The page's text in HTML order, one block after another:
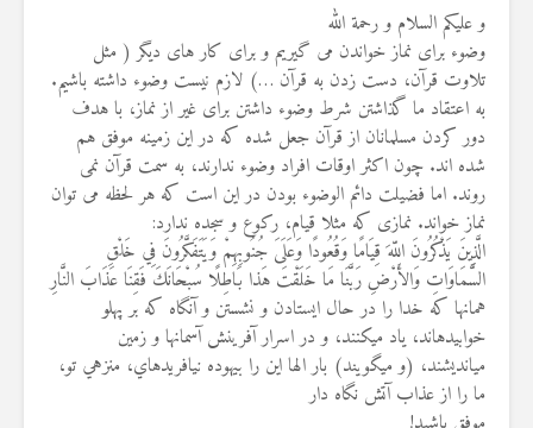
و علیکم السلام و رحمة الله
وضوء برای نماز خواندن می گیریم و برای کار های دیگر ( مثل
تلاوت قرآن، دست زدن به قرآن …) لازم نیست وضوء داشته باشیم.
به اعتقاد ما گذاشتن شرط وضوء داشتن برای غیر از نماز، با هدف
دور کردن مسلمانان از قرآن جعل شده که در این زمینه موفق هم
شده اند. چون اکثر اوقات افراد وضوء ندارند، به سمت قرآن نمی
روند. اما فضیلت دائم الوضوء بودن در این است که هر لحظه می توان
نماز خواند. نمازی که مثلا قیام، رکوع و سجده ندارد:
الَّذِينَ يَذْكُرُونَ اللّهَ قِيَامًا وَقُعُودًا وَعَلَىَ جُنُوبِهِمْ وَيَتَفَكَّرُونَ فِي خَلْقِ
السَّمَاوَاتِ وَالأَرْضِ رَبَّنَا مَا خَلَقْتَ هَذا بَاطِلًا سُبْحَانَكَ فَقِنَا عَذَابَ النَّارِ
همانها كه خدا را در حال ايستادن و نشستن و آنگاه كه بر پهلو
خوابيده‏اند، ياد مي‏كنند، و در اسرار آفرينش آسمانها و زمين
مي‏انديشند، (و مي‏گويند) بار الها اين را بيهوده نيافريدهاي، منزهي تو،
ما را از عذاب آتش نگاه دار